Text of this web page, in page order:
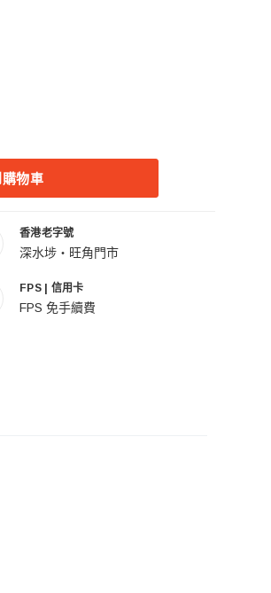
瞄準器 的數量
遠攝光學瞄準器 的數量
物車
香港老字號
深水埗・旺角門市
FPS | 信用卡
FPS 免手續費